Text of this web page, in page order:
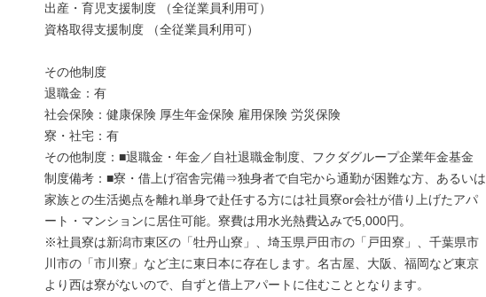
出産・育児支援制度 （全従業員利用可）
資格取得支援制度 （全従業員利用可）
その他制度
退職金：有
社会保険：健康保険 厚生年金保険 雇用保険 労災保険
寮・社宅：有
その他制度：■退職金・年金／自社退職金制度、フクダグループ企業年金基金
制度備考：■寮・借上げ宿舎完備⇒独身者で自宅から通勤が困難な方、あるいは
家族との生活拠点を離れ単身で赴任する方には社員寮or会社が借り上げたアパ
ート・マンションに居住可能。寮費は用水光熱費込みで5,000円。
※社員寮は新潟市東区の「牡丹山寮」、埼玉県戸田市の「戸田寮」、千葉県市
川市の「市川寮」など主に東日本に存在します。名古屋、大阪、福岡など東京
より西は寮がないので、自ずと借上アパートに住むこととなります。